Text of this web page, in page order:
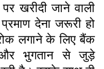
खरीदी जाने वाली
प्रमाण देना जरूरी हो
लगाने के लिए बैंक
भुगतान से जुड़े